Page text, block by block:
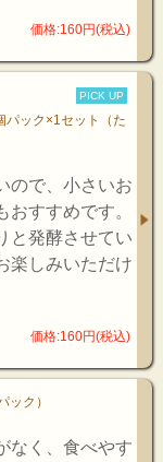
価格:160円(税込)
PICK UP
ック×1セット（た
ので、小さいお
すすめです。
と発酵させてい
楽しみいただけ
価格:160円(税込)
ク）
なく、食べやす